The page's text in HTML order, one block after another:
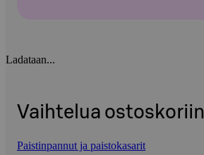
Ladataan...
Vaihtelua ostoskoriin
Paistinpannut ja paistokasarit